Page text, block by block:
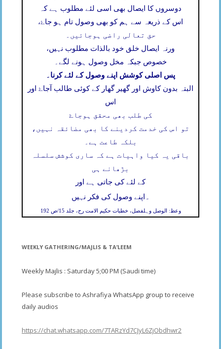
دوسروں کا ایصال بھی اسی لئے مطلوب ہے کہ
اس کے ذریعہ سے ہم کو بھی وصول تام ہو جاۓ،
حق تعالی راضی ہوجائیں۔
ورنہ ایصال خلق خود بالذات مطلوب نہیں،
خصوص جبکہ مخل وصول ہونے لگے۔
پس اصلی کوشش اپنے وصول کے لئے کرنا۔
البتہ بدون کاوش اور گھیر گھار کے کوئی طالب آجاۓ اور
اس
کی طلب بھی محقق ہوجاۓ
تو اس کی خدمت کردینے کا بھی مضائقہ نہیں،
بلکہ طاعت ہے۔
باقی یہ کیا واہیات ہے کہ ساری کوشش سلسلہ
بڑھانے ہی
کے لئے کی جاتی ہے اور
اپنے وصول کی فکر نہیں ۔
وعظ: الوصل وہلفصل، خطبات حکیم الامت رح، جلد 15/ص 192
WEEKLY GATHERING/MAJLIS & TA’LEEM
Weekly Majlis : Saturday 5;00 PM (Saudi time)
Please subscribe to Ashrafiya WhatsApp group to receive
daily audios
https://chat.whatsapp.com/7TARzYd7CJyL6ZjObdhwr2